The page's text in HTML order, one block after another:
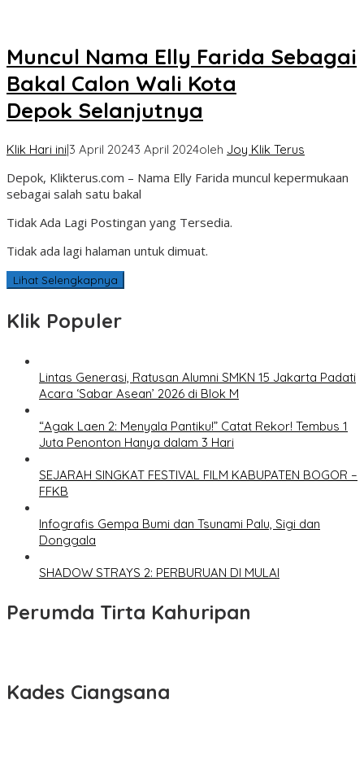
Muncul Nama Elly Farida Sebagai
Bakal Calon Wali Kota
Depok Selanjutnya
Klik Hari ini|3 April 20243 April 2024oleh Joy Klik Terus
Depok, Klikterus.com – Nama Elly Farida muncul kepermukaan
sebagai salah satu bakal
Tidak Ada Lagi Postingan yang Tersedia.
Tidak ada lagi halaman untuk dimuat.
Lihat Selengkapnya
Klik Populer
Lintas Generasi, Ratusan Alumni SMKN 15 Jakarta Padati
Acara ‘Sabar Asean’ 2026 di Blok M
“Agak Laen 2: Menyala Pantiku!” Catat Rekor! Tembus 1
Juta Penonton Hanya dalam 3 Hari
SEJARAH SINGKAT FESTIVAL FILM KABUPATEN BOGOR –
FFKB
Infografis Gempa Bumi dan Tsunami Palu, Sigi dan
Donggala
SHADOW STRAYS 2: PERBURUAN DI MULAI
Perumda Tirta Kahuripan
Kades Ciangsana